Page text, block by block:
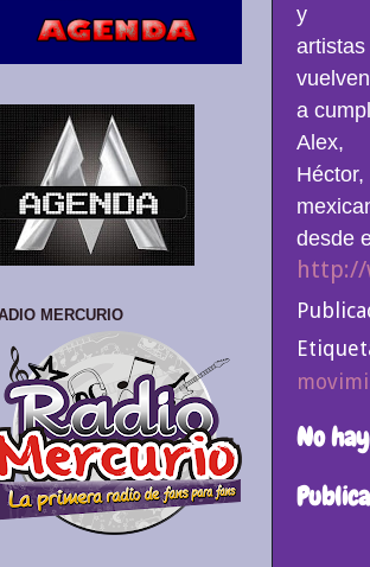
y
vuelven
a
Alex,
desde
http://
No
MERCURIO